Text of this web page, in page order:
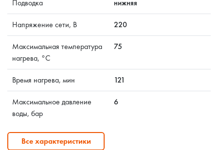
Подводка нижняя
Напряжение сети, В 220
Максимальная температура
нагрева, °C
75
Время нагрева, мин 121
Максимальное давление
воды, бар
6
Все характеристики